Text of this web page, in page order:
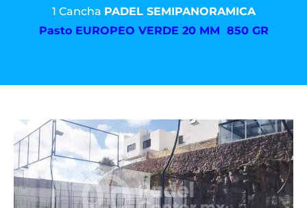
1 Cancha PADEL SEMIPANORAMICA
Pasto EUROPEO VERDE 20 MM 850 GR